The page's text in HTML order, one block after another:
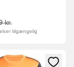
kr.
tilgængelig
dig som
Modal til at logge